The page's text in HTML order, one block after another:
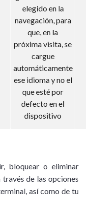
elegido en la
navegación, para
que, en la
próxima visita, se
cargue
automáticamente
ese idioma y no el
que esté por
defecto en el
dispositivo
bloquear o eliminar
de las opciones
así como de tu